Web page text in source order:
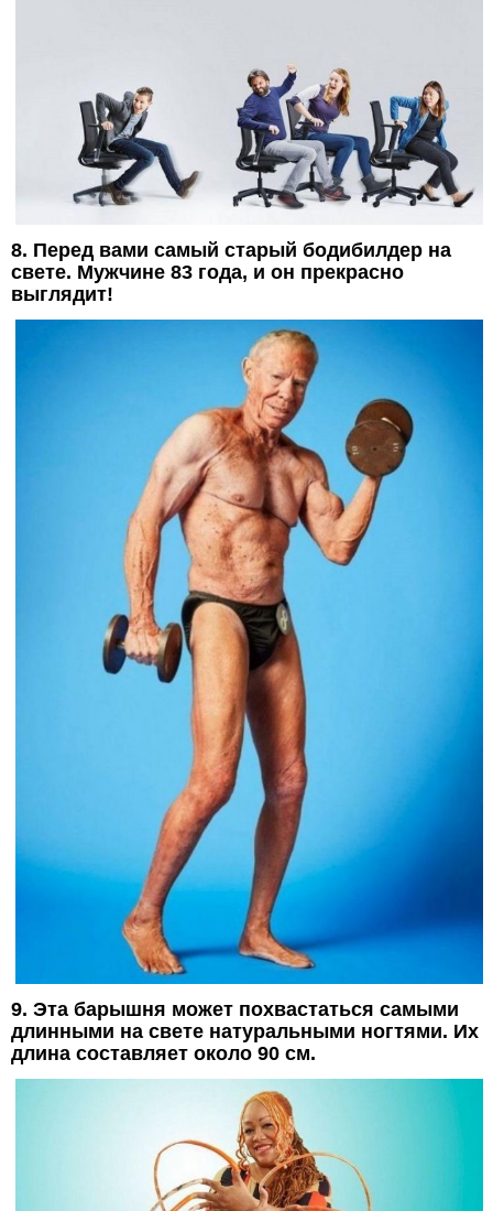
8. Перед вами самый старый бодибилдер на
свете. Мужчине 83 года, и он прекрасно
выглядит!
9. Эта барышня может похвастаться самыми
длинными на свете натуральными ногтями. Их
длина составляет около 90 см.